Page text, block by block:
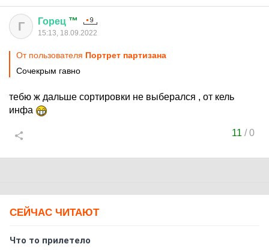
Г Горец ™
15:13, 18.09.2022
От пользователя Портрет партизана
Сочекрым гавно
тебю ж дальше сортировки не выберался , от кель
инфа
11 /0
СЕЙЧАС ЧИТАЮТ
Что то прилетело